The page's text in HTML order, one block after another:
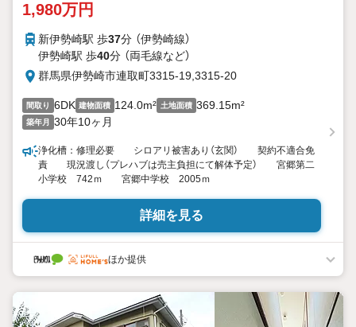
1,980万円
新伊勢崎駅 歩37分 （伊勢崎線）
伊勢崎駅 歩40分 （両毛線など）
群馬県伊勢崎市連取町3315-19,3315-20
間取り 6DK 建物面積 124.0m² 土地面積 369.15m²
築年月 30年10ヶ月
浄化槽：修理必要 シロアリ被害あり（玄関） 契約不適合免
責 現況渡し（プレハブは売主負担にて解体予定） 宮郷第二
小学校 742ｍ 宮郷中学校 2005ｍ
詳細を見る
ほか提供